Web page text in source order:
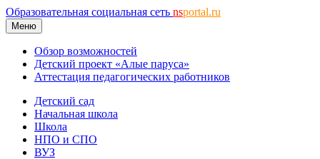
Образовательная социальная сеть nsportal.ru
Меню
Обзор возможностей
Детский проект «Алые паруса»
Аттестация педагогических работников
Детский сад
Начальная школа
Школа
НПО и СПО
ВУЗ